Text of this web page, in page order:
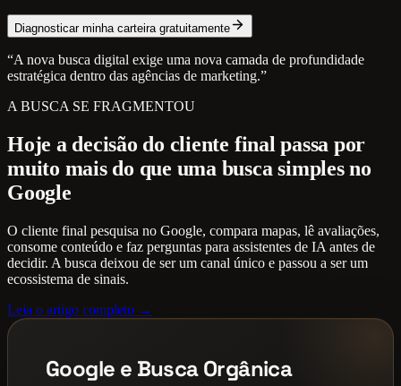
Diagnosticar minha carteira gratuitamente
“A nova busca digital exige uma nova camada de profundidade
estratégica dentro das agências de marketing.”
A BUSCA SE FRAGMENTOU
Hoje a decisão do cliente final passa por
muito mais do que uma busca simples no
Google
O cliente final pesquisa no Google, compara mapas, lê avaliações,
consome conteúdo e faz perguntas para assistentes de IA antes de
decidir. A busca deixou de ser um canal único e passou a ser um
ecossistema de sinais.
Leia o artigo completo →
Google e Busca Orgânica